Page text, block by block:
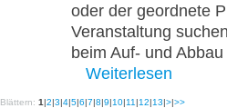
oder der geordnete
Veranstaltung
beim Auf- und
Weiterlesen
Blättern: 1 |2|3|4|5|6|7|8|9|10|11 |12|13|>|>>